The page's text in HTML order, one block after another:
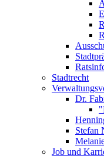
Stadtrecht
Dr.
Stefan
Job und